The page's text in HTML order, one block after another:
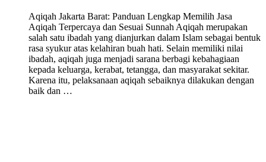
Aqiqah Jakarta Barat: Panduan Lengkap Memilih Jasa
Aqiqah Terpercaya dan Sesuai Sunnah Aqiqah merupakan
salah satu ibadah yang dianjurkan dalam Islam sebagai bentuk
rasa syukur atas kelahiran buah hati. Selain memiliki nilai
ibadah, aqiqah juga menjadi sarana berbagi kebahagiaan
kepada keluarga, kerabat, tetangga, dan masyarakat sekitar.
Karena itu, pelaksanaan aqiqah sebaiknya dilakukan dengan
baik dan …